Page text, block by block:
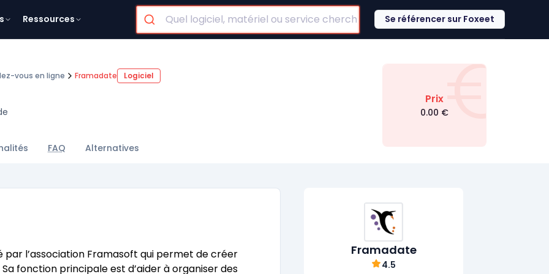
Ressources Se référencer sur Foxeet
vous en ligne Framadate Logiciel
FAQ Alternatives
€
Prix
0.00 €
Framadate
4.5
l’association Framasoft qui permet de créer
fonction principale est d’aider à organiser des